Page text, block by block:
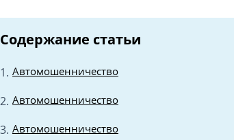
Содержание статьи
Автомошенничество
Автомошенничество
Автомошенничество